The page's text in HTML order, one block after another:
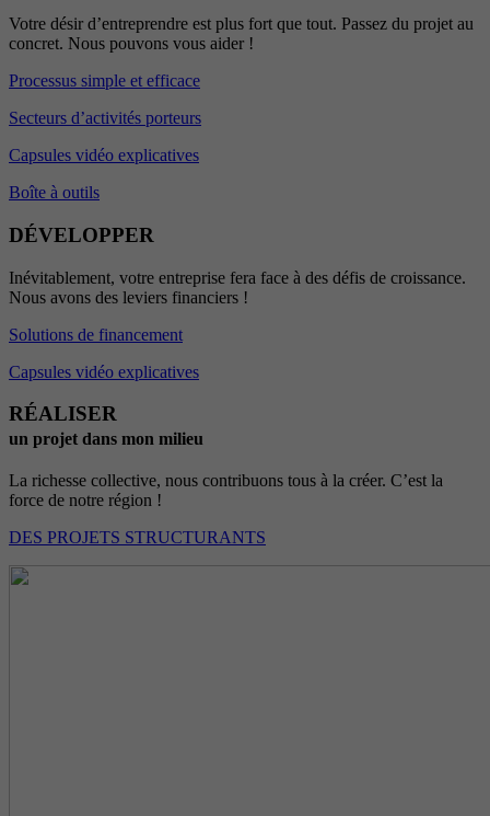
Votre désir d’entreprendre est plus fort que tout. Passez du projet au
concret. Nous pouvons vous aider !
Processus simple et efficace
Secteurs d’activités porteurs
Capsules vidéo explicatives
Boîte à outils
DÉVELOPPER
Inévitablement, votre entreprise fera face à des défis de croissance.
Nous avons des leviers financiers !
Solutions de financement
Capsules vidéo explicatives
RÉALISER
un projet dans mon milieu
La richesse collective, nous contribuons tous à la créer. C’est la
force de notre région !
DES PROJETS STRUCTURANTS